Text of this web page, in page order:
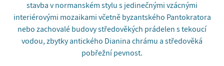
stavba v normanském stylu s jedinečnými vzácnými
interiérovými mozaikami včetně byzantského Pantokratora
nebo zachovalé budovy středověkých prádelen s tekoucí
vodou, zbytky antického Dianina chrámu a středověká
pobřežní pevnost.